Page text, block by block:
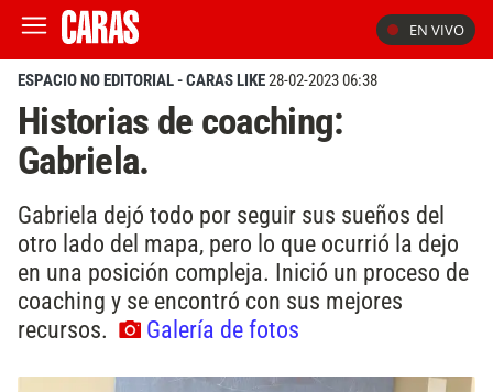
EN VIVO
ESPACIO NO EDITORIAL - CARAS LIKE28-02-2023 06:38
Historias de coaching:
Gabriela.
Gabriela dejó todo por seguir sus sueños del
otro lado del mapa, pero lo que ocurrió la dejo
en una posición compleja. Inició un proceso de
coaching y se encontró con sus mejores
recursos.
Galería de fotos